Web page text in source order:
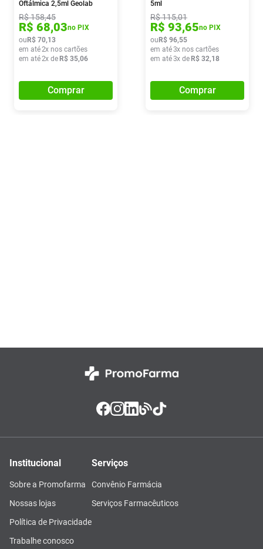
Oftálmica 2,5ml Geolab
R$158,45
R$ 68,03no PIX
ou R$ 70,13
em até2x nos cartões
em até2x de R$ 35,06
Comprar
5ml
R$115,01
R$ 93,65no PIX
ou R$ 96,55
em até3x nos cartões
em até3x de R$ 32,18
Comprar
Institucional
Sobre a Promofarma
Nossas lojas
Política de Privacidade
Trabalhe conosco
Serviços
Convênio Farmácia
Serviços Farmacêuticos